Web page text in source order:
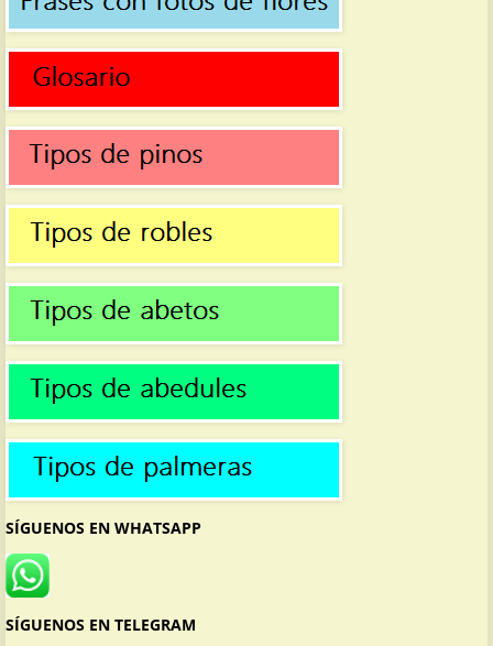
SÍGUENOS EN WHATSAPP
SÍGUENOS EN TELEGRAM